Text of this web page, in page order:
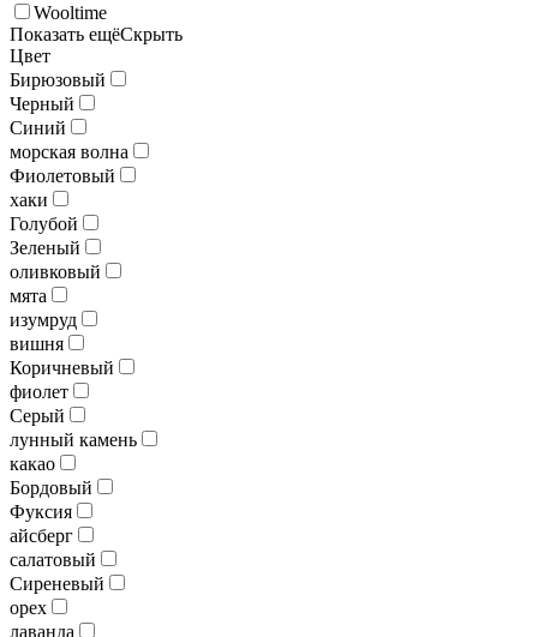
Wooltime
Показать ещёСкрыть
Цвет
Бирюзовый
Черный
Синий
морская волна
Фиолетовый
хаки
Голубой
Зеленый
оливковый
мята
изумруд
вишня
Коричневый
фиолет
Серый
лунный камень
какао
Бордовый
Фуксия
айсберг
салатовый
Сиреневый
орех
лаванда